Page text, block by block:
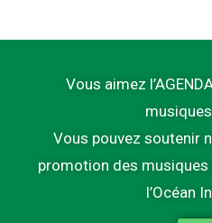
Vous aimez
Vous pouvez soutenir
promotion des
l’Océan